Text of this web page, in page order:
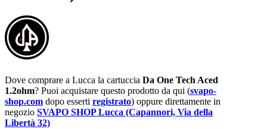
Dove comprare a Lucca la cartuccia Da One Tech Aced
1.2ohm? Puoi acquistare questo prodotto da qui (svapo-
shop.com dopo esserti registrato) oppure direttamente in
negozio SVAPO SHOP Lucca (Capannori, Via della
Libertà 32)